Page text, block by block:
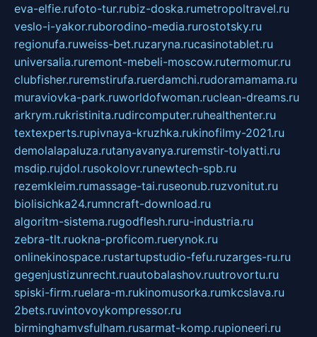
eva-elfie.rufoto-tur.rubiz-doska.rumetropoltravel.ru
veslo-i-yakor.ruborodino-media.rurostotsky.ru
regionufa.ruweiss-bet.ruzaryna.rucasinotablet.ru
universalia.ruremont-mebeli-moscow.rutermomur.ru
clubfisher.ruremstirufa.ruerdamchi.rudoramamama.ru
muraviovka-park.ruworldofwoman.ruclean-dreams.ru
arkrym.rukristinita.rudircomputer.ruhealthenter.ru
textexperts.rupivnaya-kruzhka.rukinofilmy-2021.ru
demolalapaluza.rutanyavanya.ruremstir-tolyatti.ru
msdip.rujdol.rusokolovr.runewtech-spb.ru
rezemkleim.rumassage-tai.ruseonub.ruzvonitut.ru
biolisichka24.rumncraft-download.ru
algoritm-sistema.rugodflesh.ruru-industria.ru
zebra-tlt.ruokna-proficom.ruerynok.ru
onlinekinospace.rustartupstudio-fefu.ruzarges-ru.ru
gegenjustizunrecht.ruautobalashov.ruutrovortu.ru
spiski-firm.ruelara-m.rukinomusorka.rumkcslava.ru
2bets.ruvintovoykompressor.ru
birminghamvsfulham.rusarmat-komp.rupioneeri.ru